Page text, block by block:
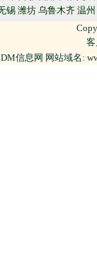
锡 潍坊 乌鲁木齐 温州
客
DM信息网 网站域名: